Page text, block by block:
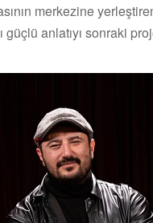
merkezine
güçlü anlatıyı sonraki